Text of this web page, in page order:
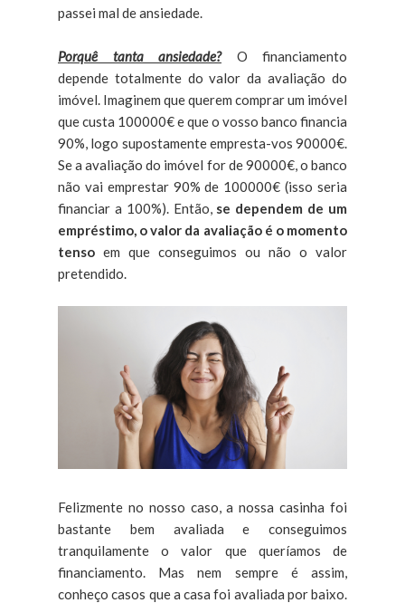
passei mal de ansiedade.
Porquê tanta ansiedade?O financiamento
depende totalmente do valor da avaliação do
imóvel. Imaginem que querem comprar um imóvel
que custa 100000€ e que o vosso banco financia
90%, logo supostamente empresta-vos 90000€.
Se a avaliação do imóvel for de 90000€, o banco
não vai emprestar 90% de 100000€ (isso seria
financiar a 100%). Então, se dependem de um
empréstimo, o valor da avaliação é o momento
tenso em que conseguimos ou não o valor
pretendido.
Felizmente no nosso caso, a nossa casinha foi
bastante bem avaliada e conseguimos
tranquilamente o valor que queríamos de
financiamento. Mas nem sempre é assim,
conheço casos que a casa foi avaliada por baixo.